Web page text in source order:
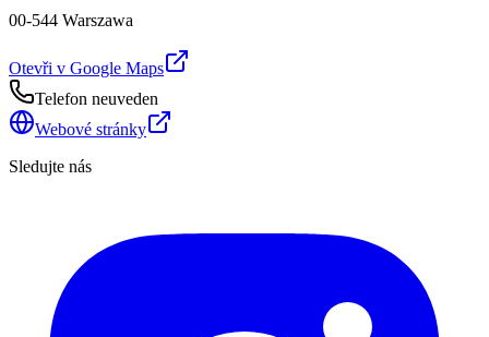
00-544 Warszawa
Otevři v Google Maps
Telefon neuveden
Webové stránky
Sledujte nás